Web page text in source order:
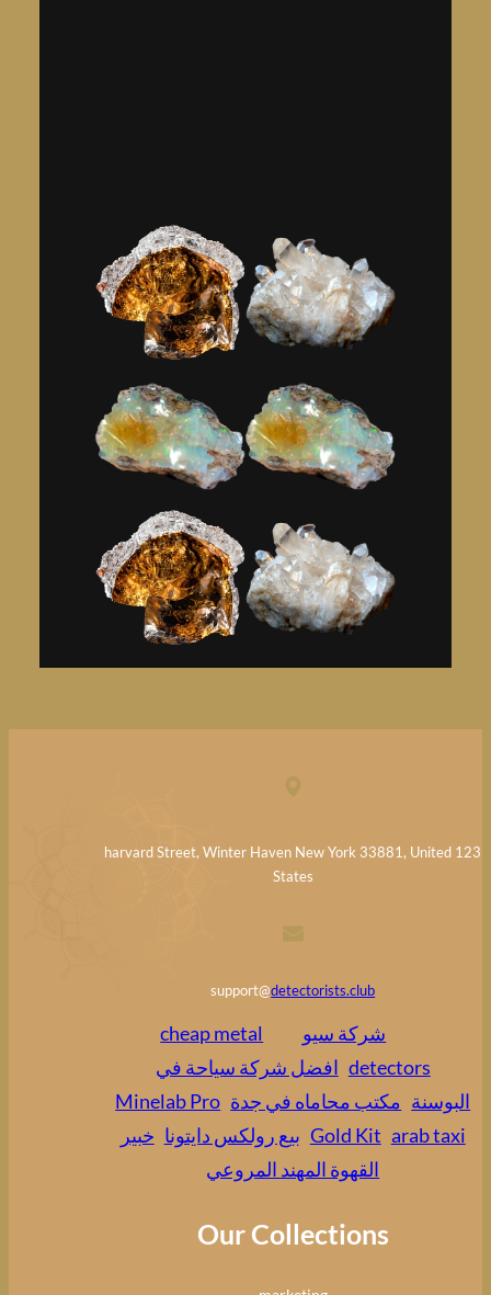
123 harvard Street, Winter Haven New York 33881, United
States
support@detectorists.club
شركة سيو
cheap metal
detectors افضل شركة سياحة في
البوسنة مكتب محاماه في جدة Minelab Pro
Gold Kit arab taxi بيع رولكس دايتونا خبير
القهوة المهند المروعي
Our Collections